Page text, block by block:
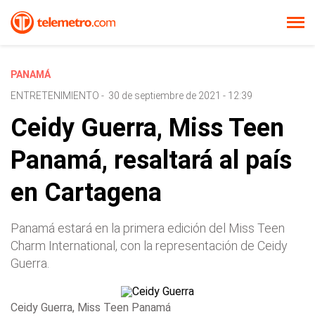
PANAMÁ
ENTRETENIMIENTO - 30 de septiembre de 2021 - 12:39
Ceidy Guerra, Miss Teen
Panamá, resaltará al país
en Cartagena
Panamá estará en la primera edición del Miss Teen
Charm International, con la representación de Ceidy
Guerra.
Ceidy Guerra, Miss Teen Panamá